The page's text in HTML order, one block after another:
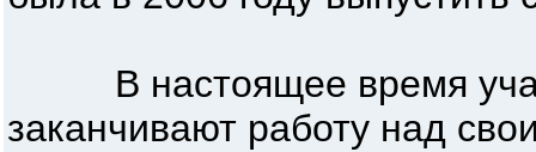
В настоящее время
заканчивают работу над